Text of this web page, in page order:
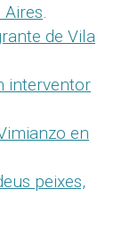
Aires.
de Vila
interventor
en
peixes,